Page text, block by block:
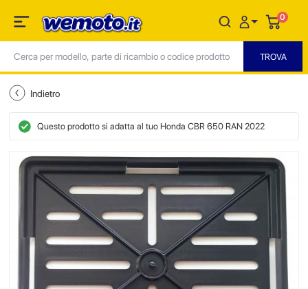
0
Indietro
Questo prodotto si adatta al tuo Honda CBR 650 RAN 2022